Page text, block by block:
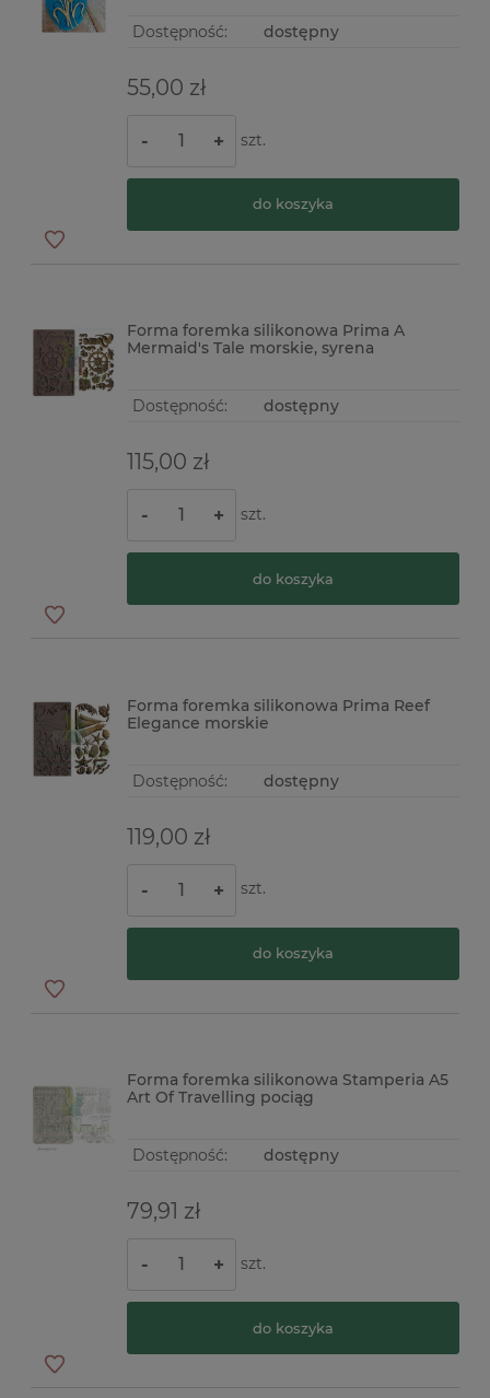
Dostępność: dostępny
55,00 zł
- + szt.
do koszyka
Forma foremka silikonowa Prima A
Mermaid's Tale morskie, syrena
Dostępność: dostępny
115,00 zł
- + szt.
do koszyka
Forma foremka silikonowa Prima Reef
Elegance morskie
Dostępność: dostępny
119,00 zł
- + szt.
do koszyka
Forma foremka silikonowa Stamperia A5
Art Of Travelling pociąg
Dostępność: dostępny
79,91 zł
- + szt.
do koszyka